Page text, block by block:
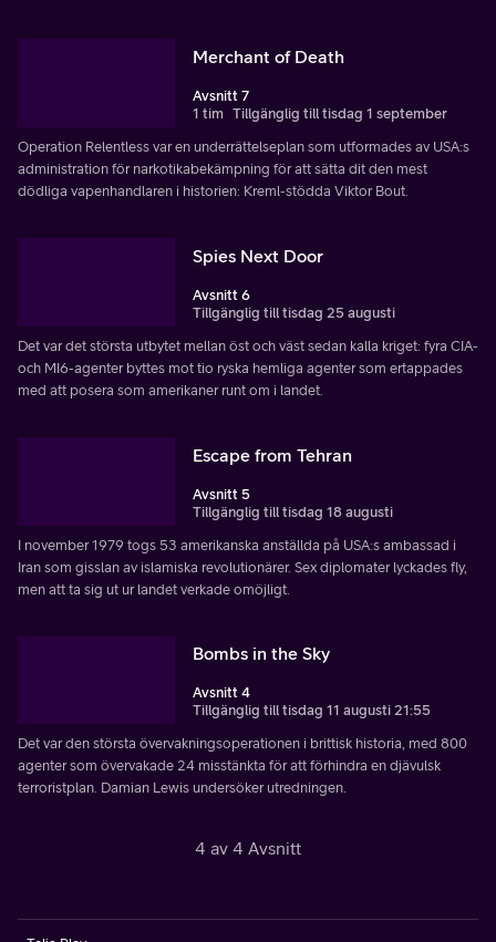
Merchant of Death
Avsnitt 7
1 tim Tillgänglig till tisdag 1 september
Operation Relentless var en underrättelseplan som utformades av USA:s
administration för narkotikabekämpning för att sätta dit den mest
dödliga vapenhandlaren i historien: Kreml-stödda Viktor Bout.
Spies Next Door
Avsnitt 6
Tillgänglig till tisdag 25 augusti
Det var det största utbytet mellan öst och väst sedan kalla kriget: fyra CIA-
och MI6-agenter byttes mot tio ryska hemliga agenter som ertappades
med att posera som amerikaner runt om i landet.
Escape from Tehran
Avsnitt 5
Tillgänglig till tisdag 18 augusti
I november 1979 togs 53 amerikanska anställda på USA:s ambassad i
Iran som gisslan av islamiska revolutionärer. Sex diplomater lyckades fly,
men att ta sig ut ur landet verkade omöjligt.
Bombs in the Sky
Avsnitt 4
Tillgänglig till tisdag 11 augusti 21:55
Det var den största övervakningsoperationen i brittisk historia, med 800
agenter som övervakade 24 misstänkta för att förhindra en djävulsk
terroristplan. Damian Lewis undersöker utredningen.
4 av 4 Avsnitt